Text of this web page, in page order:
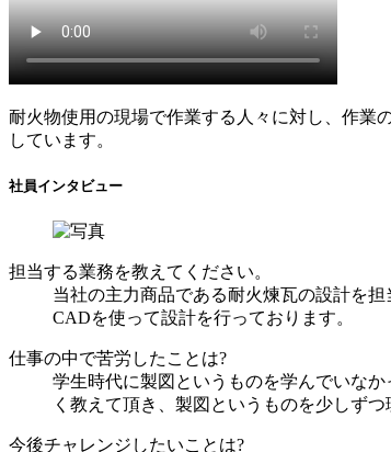
耐火物使用の現場で作業する人々に対し、作業
しています。
社員インタビュー
担当する業務を教えてください。
当社の主力商品である耐火煉瓦の設計を
CADを使って設計を行っております。
仕事の中で苦労したことは?
学生時代に製図というものを学んでいな
く教えて頂き、製図というものを少しず
今後チャレンジしたいことは?